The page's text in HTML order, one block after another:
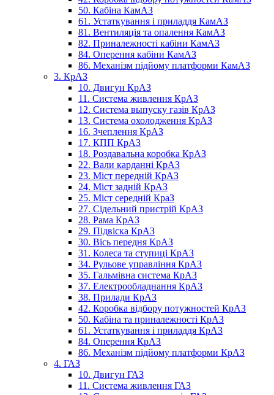
50. Кабіна КамАЗ
61. Устаткування і приладдя КамАЗ
81. Вентиляція та опалення КамАЗ
82. Приналежності кабіни КамАЗ
84. Оперення кабіни КамАЗ
86. Механізм підйому платформи КамАЗ
3. КрАЗ
10. Двигун КрАЗ
11. Система живлення КрАЗ
12. Система выпуску газів КрАЗ
13. Система охолодження КрАЗ
16. Зчеплення КрАЗ
17. КПП КрАЗ
18. Роздавальна коробка КрАЗ
22. Вали карданні КрАЗ
23. Міст передній КрАЗ
24. Міст задній КрАЗ
25. Міст середній КраЗ
27. Сідельний пристрій КрАЗ
28. Рама КрАЗ
29. Підвіска КрАЗ
30. Вісь передня КрАЗ
31. Колеса та ступиці КрАЗ
34. Рульове управління КрАЗ
35. Гальмівна система КрАЗ
37. Електрообладнання КрАЗ
38. Прилади КрАЗ
42. Коробка відбору потужностей КрАЗ
50. Кабіна та приналежності КрАЗ
61. Устаткування і приладдя КрАЗ
84. Оперення КрАЗ
86. Механізм підйому платформи КрАЗ
4. ГАЗ
10. Двигун ГАЗ
11. Система живлення ГАЗ